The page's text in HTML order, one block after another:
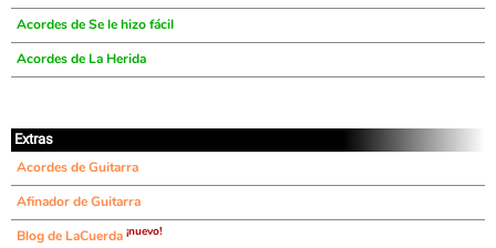
Acordes de Se le hizo fácil
Acordes de La Herida
Extras
Acordes de Guitarra
Afinador de Guitarra
Blog de LaCuerda ¡nuevo!